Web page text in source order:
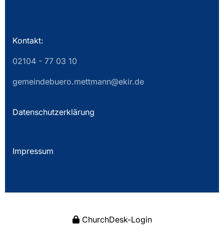
Kontakt:
02104 - 77 03 10
gemeindebuero.mettmann@ekir.de
Datenschutzerklärung
Impressum
ChurchDesk-Login